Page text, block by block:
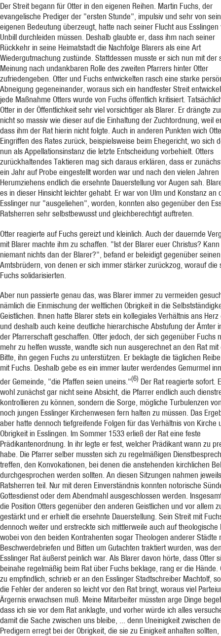
Der Streit begann für Otter in den eigenen Reihen. Martin Fuchs, der
evangelische Prediger der "ersten Stunde", impulsiv und sehr von
eigenen Bedeutung überzeugt, hatte nach seiner Flucht aus Esslingen
Unbill durchleiden müssen. Deshalb glaubte er, dass ihm nach seiner
Rückkehr in seine Heimatstadt die Nachfolge Blarers als eine Art
Wiedergutmachung zustünde. Stattdessen musste er sich nun mit der
Meinung nach undankbaren Rolle des zweiten Pfarrers hinter Otter
zufriedengeben. Otter und Fuchs entwickelten rasch eine starke
Abneigung gegeneinander, woraus sich ein handfester Streit
jede Maßnahme Otters wurde von Fuchs öffentlich kritisiert.
Otter in der Öffentlichkeit sehr viel vorsichtiger als Blarer. Er drängte
nicht so massiv wie dieser auf die Einhaltung der Zuchtordnung, weil
dass ihm der Rat hierin nicht folgte. Auch in anderen Punkten wich
Eingriffen des Rates zurück, beispielsweise beim Ehegericht, wo sich
nun als Appellationsinstanz die letzte Entscheidung vorbehielt. Otters
zurückhaltendes Taktieren mag sich daraus erklären, dass er
ein Jahr auf Probe eingestellt worden war und nach den vielen Jahren
Herumziehens endlich die ersehnte Dauerstellung vor Augen sah.
es in dieser Hinsicht leichter gehabt. Er war von Ulm und Konstanz an
Esslinger nur "ausgeliehen", worden, konnten also gegenüber den
Ratsherren sehr selbstbewusst und gleichberechtigt auftreten.
Otter reagierte auf Fuchs gereizt und kleinlich. Auch der dauernde
mit Blarer machte ihm zu schaffen. "Ist der Blarer euer Christus?
niemant nichts dan der Blarer?", befand er beleidigt gegenüber seinen
Amtsbrüdern, von denen er sich immer stärker zurückzog, worauf die
Fuchs solidarisierten.
Aber nun passierte genau das, was Blarer immer zu vermeiden
nämlich die Einmischung der weltlichen Obrigkeit in die
Geistlichen. Ihnen hatte Blarer stets ein kollegiales Verhältnis ans Herz
und deshalb auch keine deutliche hierarchische Abstufung der Ämter
der Pfarrerschaft geschaffen. Otter jedoch, der sich gegenüber Fuchs
mehr zu helfen wusste, wandte sich nun ausgerechnet an den Rat mit
Bitte, ihn gegen Fuchs zu unterstützen. Er beklagte die täglichen
mit Fuchs. Deshalb gebe es ein immer lauter werdendes Gemurmel
der Gemeinde, "die Pfaffen seien uneins."(6) Der Rat reagierte sofort.
wohl zunächst gar nicht seine Absicht, die Pfarrer endlich auch
kontrollieren zu können, sondern die Sorge, mögliche Turbulenzen
noch jungen Esslinger Kirchenwesen fern halten zu müssen. Das
aber hatte dennoch tiefgreifende Folgen für das Verhältnis von Kirche
Obrigkeit in Esslingen. Im Sommer 1533 erließ der Rat eine feste
Prädikantenordnung. In ihr legte er fest, welcher Prädikant wann zu
habe. Die Pfarrer selber mussten sich zu regelmäßigen
treffen, den Konvokationen, bei denen die anstehenden kirchlichen
durchgesprochen werden sollten. An diesen Sitzungen nahmen
Ratsherren teil. Nur mit deren Einverständnis konnten notorische
Gottesdienst oder dem Abendmahl ausgeschlossen werden.
die Position Otters gegenüber den anderen Geistlichen und vor allem
gestärkt und er erhielt die ersehnte Dauerstellung. Sein Streit mit
dennoch weiter und erstreckte sich mittlerweile auch auf theologische
wobei von den beiden Kontrahenten sogar Theologen anderer Städte
Beschwerdebriefen und Bitten um Gutachten traktiert wurden, was
Esslinger Rat äußerst peinlich war. Als Blarer davon hörte, dass Otter
beinahe regelmäßig beim Rat über Fuchs beklage, rang er die Hände.
zu empfindlich, schrieb er an den Esslinger Stadtschreiber Machtolf,
die Fehler der anderen so leicht vor den Rat bringt, woraus viel
Ärgernis erwachsen muß. Meine Mitarbeiter müssten arge Dinge
dass ich sie vor dem Rat anklagte, und vorher würde ich alles
damit die Sache zwischen uns bleibe, ... denn Uneinigkeit zwischen
Predigern erregt bei der Obrigkeit, die sie zu Einigkeit anhalten sollten,